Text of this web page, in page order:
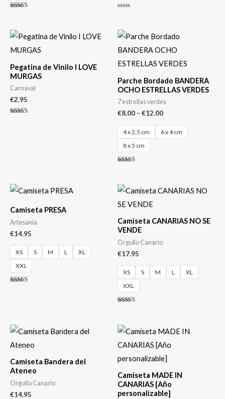
de 5
o
r
d
c
o
0
d
e
5
Pegatina de Vinilo I LOVE
MURGAS
Carnaval
€2.95
Parche Bordado BANDERA
OCHO ESTRELLAS VERDES
7 estrellas verdes
€8.00 – €12.00
4 x 2,5 cm
6 x 4 cm
8 x 5 cm
de 5
Camiseta PRESA
Artesanía
€14.95
XS S M L
XL
XXL
Camiseta CANARIAS NO SE
VENDE
Orgullo Canario
€17.95
XS S M L
XL
XXL
de 5
Camiseta Bandera del
Ateneo
Orgullo Canario
€14.95
Camiseta MADE IN
CANARIAS [Año
personalizable]